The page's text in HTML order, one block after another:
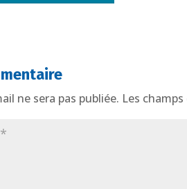
ne sera pas publiée. Les